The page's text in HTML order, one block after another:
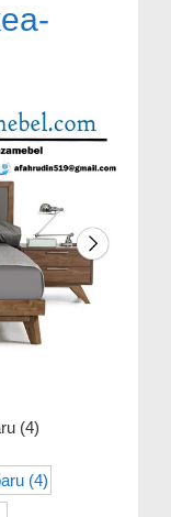
(4)